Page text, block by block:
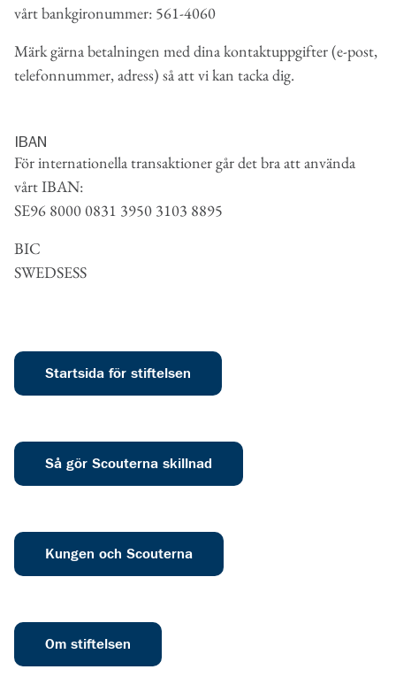
vårt bankgironummer: 561-4060
Märk gärna betalningen med dina kontaktuppgifter (e-post,
telefonnummer, adress) så att vi kan tacka dig.
IBAN
För internationella transaktioner går det bra att använda
vårt IBAN:
SE96 8000 0831 3950 3103 8895
BIC
SWEDSESS
Startsida för stiftelsen
Så gör Scouterna skillnad
Kungen och Scouterna
Om stiftelsen